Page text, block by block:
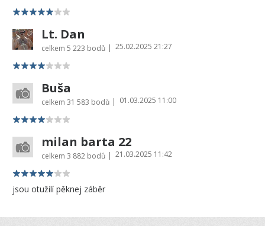
Lt. Dan
celkem 5 223 bodů | 25.02.2025 21:27
Buša
celkem 31 583 bodů | 01.03.2025 11:00
milan barta 22
celkem 3 882 bodů | 21.03.2025 11:42
jsou otužilí pěknej záběr